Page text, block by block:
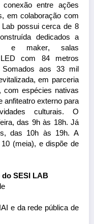
entre ações
em colaboração com
Labpossui cerca de 8
dedicados a
e maker, salas
com 84 metros
aos 33 mil
em parceria
com espécies nativas
anfiteatro externo para
culturais. O
das 9h às 18h. Já
das 10h às 19h. A
(meia), e dispõe de
SESI LAB
e da rede pública de